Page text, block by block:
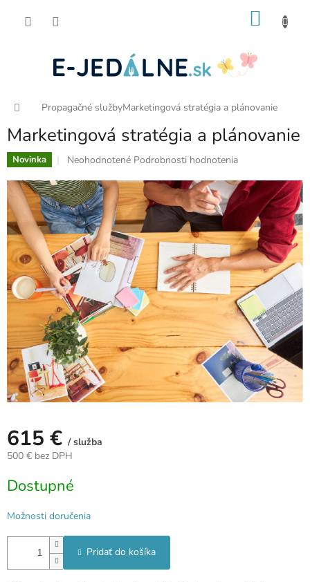
Domov
Propagačné službyMarketingová stratégia a plánovanie
Marketingová stratégia a plánovanie
Novinka
Priemerné
produktu
je
0,0
z
5
hviezdičiek.
Neohodnotené Podrobnosti hodnotenia
615 € / služba
500 € bez DPH
cena:
Dostupné
Možnosti doručenia
Pridať do košíka